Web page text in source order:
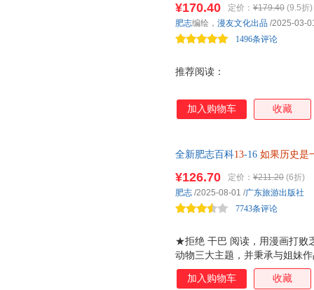
细致梳理，多角度呈现当中皇
相关的延伸阅读，让你不错过
金外封，画
推荐阅读：
¥170.40 定价： ¥179.40 (9.5折)
1496条评论
肥志编绘， 漫友文化出品 /2025-03-
加入购物车 收藏
全新肥志百科13-16 如果历史是
★拒绝 干巴 阅读，用漫画打败
动物三大主题，并秉承与姐妹
气的幽默文字＋硬核知识 ，这
者的胃口。书里除了梳理美食
¥126.70 定价： ¥211.20 (6折)
7743条评论
肥志 /2025-08-01 /广东旅游出版社
加入购物车 收藏